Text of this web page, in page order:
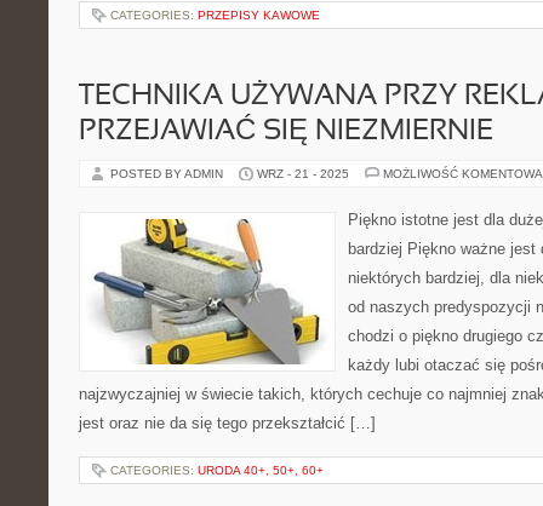
CATEGORIES: PRZEPISY KAWOWE
TECHNIKA UŻYWANA PRZY
PRZEJAWIAĆ SIĘ NIEZMIERNIE
POSTED BY ADMIN WRZ - 21 - 2025 MOŻLIWOŚĆ
Piękno istotne jest dla
bardziej Piękno ważne jest
niektórych bardziej, dla
od naszych predyspozycji
chodzi o piękno drugiego
każdy lubi otaczać się
najzwyczajniej w świecie takich, których cechuje co najmniej
jest oraz nie da się tego przekształcić […]
CATEGORIES: URODA 40+, 50+, 60+